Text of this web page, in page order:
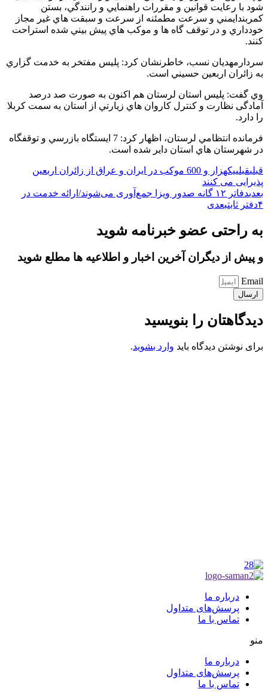
شود با رعايت قوانين و مقررات راهنمايي و رانندگي، بستن
كمربندايمني و سرعت مطمئنه از سرعت و سبقت هاي غير مجاز
خودداري و در توقف گاه ها و موكب هاي پيش بيني شده استراحت
كنند.
سردارمهديان نسب، خاطرنشان کرد: پليس مفتخر به خدمت گزاري
به زائران اربعين حسيني است.
وي گفت: پليس استان لرستان هم اکنون به صورت صد درصد
آمادگی نظارت و كنترل كاروان هاي زيارتي از استان به سمت كربلا
را دارد.
فرمانده انتظامي لرستان، اظهار کرد: 7 ايستگاه بازرسي و توقفگاه
در شهرستان هاي استان داير شده است.
قبلیقبلی
یکهزار و 600 موکب در ایران و عراق از زائران اربعین
پذیرایی می کنند
بعدی
دفاتر ۱۲ گانه صدور ویزا جمع‌آوری می‌شوند/ارائه خدمت در
۴دفتر ثابت
بعدی
به راحتی عضو خبرنامه شوید
و پیش از دیگران آخرین اخبار و اطلاعیه ها مطلع شوید
Email
ارسال
دیدگاهتان را بنویسید
برای نوشتن دیدگاه باید وارد بشوید.
درباره ما
پرسش‌های متداول
تماس با ما
منو
درباره ما
پرسش‌های متداول
تماس با ما